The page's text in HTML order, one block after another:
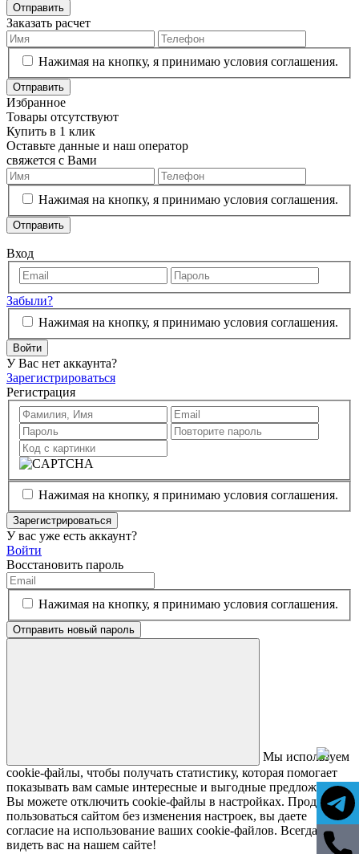
Отправить
Заказать расчет
Нажимая на кнопку, я принимаю условия соглашения.
Отправить
Избранное
Товары отсутствуют
Купить в 1 клик
Оставьте данные и наш оператор
свяжется с Вами
Нажимая на кнопку, я принимаю условия соглашения.
Отправить
Вход
Забыли?
Нажимая на кнопку, я принимаю условия соглашения.
Войти
У Вас нет аккаунта?
Зарегистрироваться
Регистрация
Нажимая на кнопку, я принимаю условия соглашения.
Зарегистрироваться
У вас уже есть аккаунт?
Войти
Восстановить пароль
Нажимая на кнопку, я принимаю условия соглашения.
Отправить новый пароль
Мы используем
cookie-файлы, чтобы получать статистику, которая помогает
показывать вам самые интересные и выгодные предложения.
Вы можете отключить cookie-файлы в настройках. Продолжая
пользоваться сайтом без изменения настроек, вы даете
согласие на использование ваших cookie-файлов. Всегда рады
видеть вас на нашем сайте!